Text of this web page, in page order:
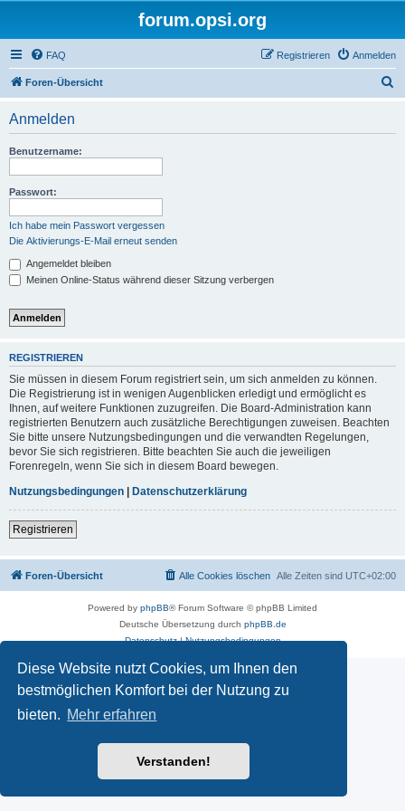
Diese Website nutzt Cookies, um Ihnen den
bestmöglichen Komfort bei der Nutzung zu
bieten. Mehr erfahren
Verstanden!
forum.opsi.org
FAQ Anmelden
Registrieren
Foren-Übersicht
Anmelden
Benutzername:
Passwort:
Ich habe mein Passwort vergessen
Die Aktivierungs-E-Mail erneut senden
Angemeldet bleiben
Meinen Online-Status während dieser Sitzung verbergen
REGISTRIEREN
Sie müssen in diesem Forum registriert sein, um sich anmelden zu können.
Die Registrierung ist in wenigen Augenblicken erledigt und ermöglicht es
Ihnen, auf weitere Funktionen zuzugreifen. Die Board-Administration kann
registrierten Benutzern auch zusätzliche Berechtigungen zuweisen. Beachten
Sie bitte unsere Nutzungsbedingungen und die verwandten Regelungen,
bevor Sie sich registrieren. Bitte beachten Sie auch die jeweiligen
Forenregeln, wenn Sie sich in diesem Board bewegen.
Nutzungsbedingungen | Datenschutzerklärung
Registrieren
Foren-Übersicht Alle Zeiten sind UTC+02:00
Alle Cookies löschen
Powered by phpBB® Forum Software © phpBB Limited
Deutsche Übersetzung durch phpBB.de
Datenschutz|Nutzungsbedingungen